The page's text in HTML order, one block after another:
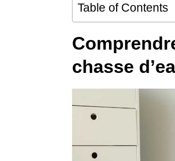
Table of Contents
chasse